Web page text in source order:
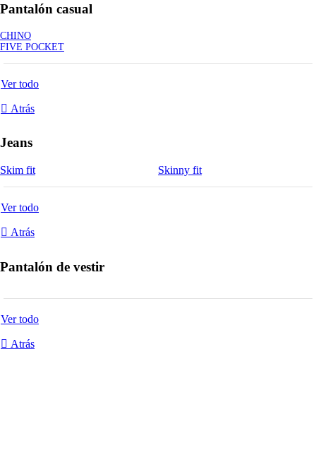
Pantalón casual
CHINO
FIVE POCKET
Ver todo
Atrás
Jeans
Skim fit Skinny fit
Ver todo
Atrás
Pantalón de vestir
Ver todo
Atrás